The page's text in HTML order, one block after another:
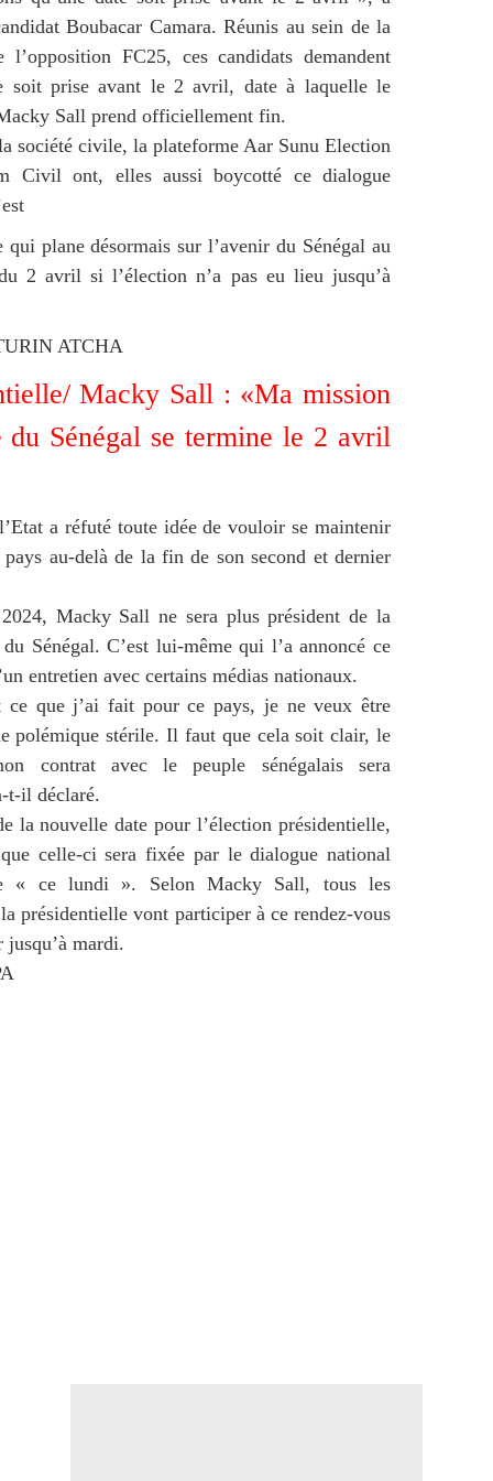
Boubacar Camara. Réunis au sein de la
l’opposition FC25, ces candidats demandent
soit prise avant le 2 avril, date à laquelle le
Sall prend officiellement fin.
société civile, la plateforme Aar Sunu Election
Civil ont, elles aussi boycotté ce dialogue
qui plane désormais sur l’avenir du Sénégal au
2 avril si l’élection n’a pas eu lieu jusqu’à
ATCHA
Macky Sall : «Ma mission
du Sénégal se termine le 2 avril
a réfuté toute idée de vouloir se maintenir
au-delà de la fin de son second et dernier
Macky Sall ne sera plus président de la
Sénégal. C’est lui-même qui l’a annoncé ce
entretien avec certains médias nationaux.
ce que j’ai fait pour ce pays, je ne veux être
polémique stérile. Il faut que cela soit clair, le
contrat avec le peuple sénégalais sera
t-il déclaré.
la nouvelle date pour l’élection présidentielle,
celle-ci sera fixée par le dialogue national
« ce lundi ». Selon Macky Sall, tous les
présidentielle vont participer à ce rendez-vous
mardi.